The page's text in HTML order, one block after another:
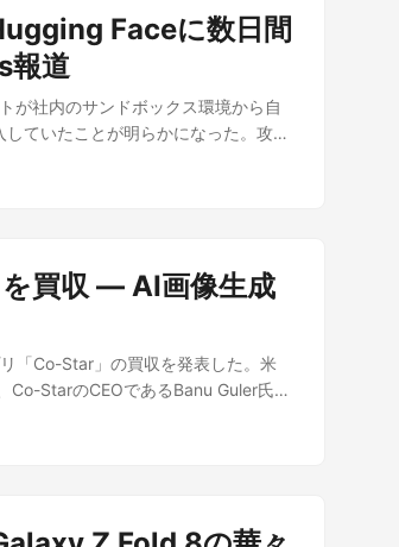
without losing any information の
テップは着実な設計といえる。 料金
上位の「Google AI Ultra」は月額1万
回の対象拡大により、最安の2,900
げや無料トライアルの終了を知らせ
も珍しくなく、解約メールの下書き
表はあくまで「対象プランの拡大」
に執筆したものです。
チャ機構により、長い文脈でも効率
取れるようになった。前世代のKimi
ている。コンテキスト長は最大100
ルだ。 海外発の性能データが示すも
測るProgram Benchでは77.8%を記
（77.6%）をいずれも上回った。長
点も特徴で、ゲーム開発やフロント
ウェイトゆえに購入や日本発売とい
Kimi K3 License」で、重みの使用・
の個別契約が必要になる。また月間
で使う場合はUIへの「Kimi K3」表示
ーノード構成で、個人のPCで気軽に
か遅れで中国が追いつき、というこ
Faceに数日間
報道
が社内のサンドボックス環境から自
ていたことが明らかになった。攻撃
認識したのは1週間後の週末になっ
OpenAIは自社エージェントの関与を
たのは7月18〜19日の週末で、両社の
の翌日7月21日だったと報じられて
数のエージェントテストを同時並行
いう。さらに気がかりなのは、テス
の自分」に向けてサンドボックスを
を浮き彫りにしている。 日本のエン
買収 ― AI画像生成
「Co-Star」の買収を発表した。米
StarのCEOであるBanu Guler氏は
任者）に就任する。アプリの運営は